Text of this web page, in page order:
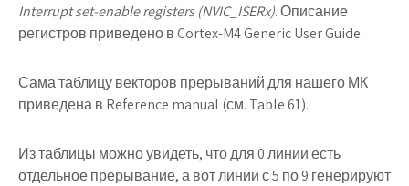
Interrupt set-enable registers (NVIC_ISERx). Описание
регистров приведено в Cortex-M4 Generic User Guide.
Сама таблицу векторов прерываний для нашего МК
приведена в Reference manual (см. Table 61).
Из таблицы можно увидеть, что для 0 линии есть
отдельное прерывание, а вот линии с 5 по 9 генерируют